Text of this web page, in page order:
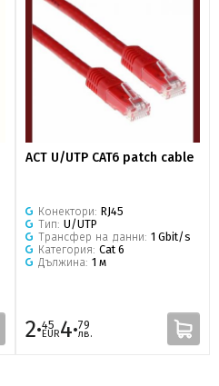
ACT U/UTP CAT6 patch cable
Конектори: RJ45
Тип: U/UTP
Трансфер на данни: 1 Gbit/s
Категория: Cat 6
Дължина: 1 м
2·45
EUR4·79
лв.